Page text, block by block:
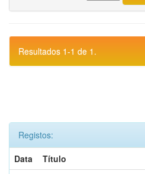
Resultados 1-1 de 1.
Registos:
Data
Título